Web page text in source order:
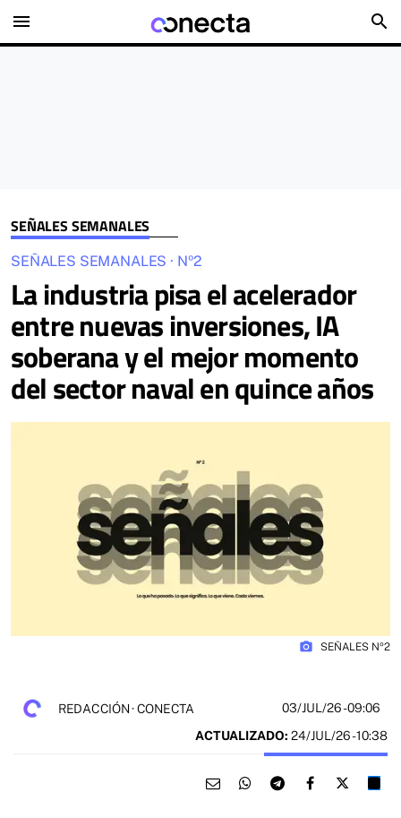
menu search
SEÑALES SEMANALES
SEÑALES SEMANALES · Nº2
La industria pisa el acelerador
entre nuevas inversiones, IA
soberana y el mejor momento
del sector naval en quince años
photo_camera SEÑALES Nº2
REDACCIÓN · CONECTA 03/JUL/26- 09:06
ACTUALIZADO: 24/JUL/26 - 10:38